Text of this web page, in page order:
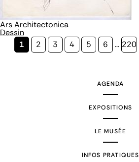
Ars Architectonica
Dessin
Page
1 Page
2 Page
3 Page
4 Page
5 Page
6 … Page
220
AGENDA
EXPOSITIONS
LE MUSÉE
INFOS PRATIQUES